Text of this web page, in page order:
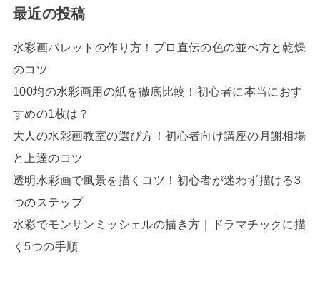
最近の投稿
水彩画パレットの作り方！プロ直伝の色の並べ方と乾燥
のコツ
100均の水彩画用の紙を徹底比較！初心者に本当におす
すめの1枚は？
大人の水彩画教室の選び方！初心者向け講座の月謝相場
と上達のコツ
透明水彩画で風景を描くコツ！初心者が迷わず描ける3
つのステップ
水彩でモンサンミッシェルの描き方｜ドラマチックに描
く5つの手順